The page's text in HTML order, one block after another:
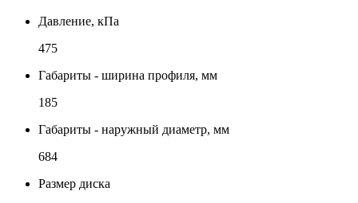
Давление, кПа
475
Габариты - ширина профиля, мм
185
Габариты - наружный диаметр, мм
684
Размер диска